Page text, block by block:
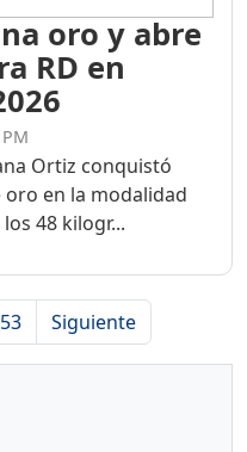
oro y abre
RD en
Ortiz conquistó
oro en la modalidad
48 kilogr...
Siguiente